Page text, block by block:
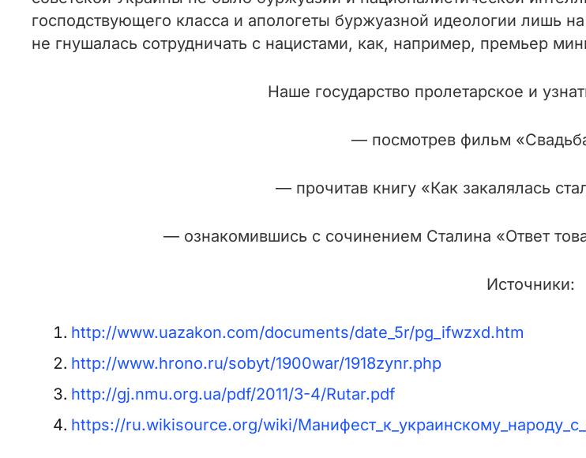
господствующего класса и апологеты буржуазной идеологии лишь
не гнушалась сотрудничать с нацистами, как, например, премьер
Наше государство пролетарское и
— посмотрев фильм
— прочитав книгу «Как закалялась
— ознакомившись с сочинением Сталина «Ответ
Источники:
http://www.uazakon.com/documents/date_5r/pg_ifwzxd.htm
http://www.hrono.ru/sobyt/1900war/1918zynr.php
http://gj.nmu.org.ua/pdf/2011/3-4/Rutar.pdf
https://ru.wikisource.org/wiki/